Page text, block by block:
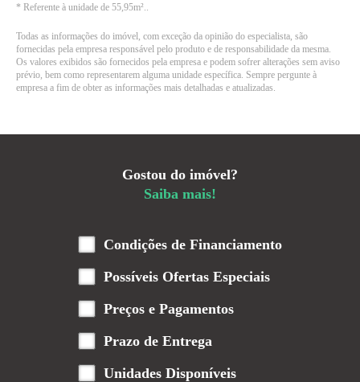
* Referente à unidade de 55,95m².
Todas as informações do imóvel, com exceção da opinião do especialista, são
fornecidas pela empresa responsável pelo produto e de responsabilidade da mesma.
Os valores exibidos são fornecidos pela empresa e podem sofrer alterações sem aviso
prévio, bem como representarem alguma unidade específica. Sempre pergunte à
empresa a fim de obter as informações mais detalhadas e atualizadas.
Gostou do imóvel?
Saiba mais!
Condições de Financiamento
Possíveis Ofertas Especiais
Preços e Pagamentos
Prazo de Entrega
Unidades Disponíveis